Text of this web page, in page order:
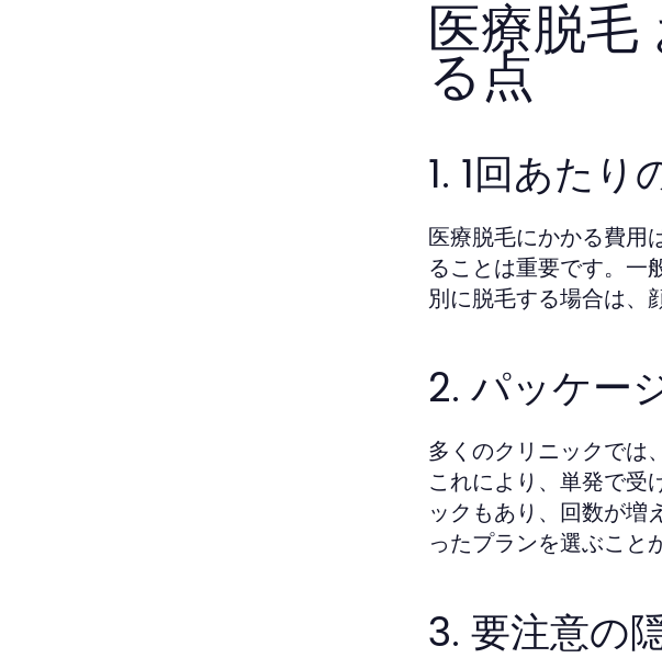
医療脱毛
る点
1. 1回あたり
医療脱毛にかかる費用
ることは重要です。一
別に脱毛する場合は、
2. パッケー
多くのクリニックでは
これにより、単発で受
ックもあり、回数が増
ったプランを選ぶこと
3. 要注意の